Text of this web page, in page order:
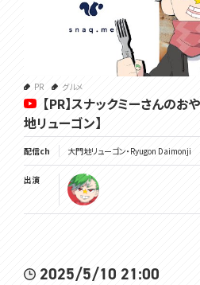
PR グルメ
【PR】スナックミーさんの
地リューゴン】
配信ch 大門地リューゴン・Ryugon Daimonji
出演
2025/5/10 21:00